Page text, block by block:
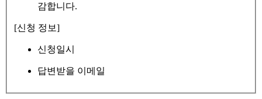
감합니다.
[신청 정보]
신청일시
답변받을 이메일